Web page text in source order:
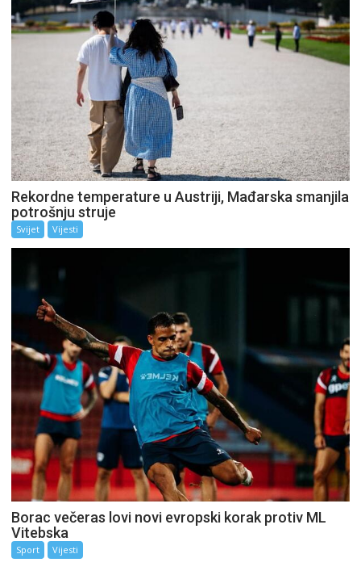
Rekordne temperature u Austriji, Mađarska smanjila
potrošnju struje
Svijet Vijesti
Borac večeras lovi novi evropski korak protiv ML
Vitebska
Sport Vijesti